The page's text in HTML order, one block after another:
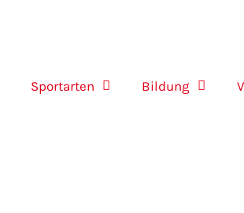
Sportarten Bildung